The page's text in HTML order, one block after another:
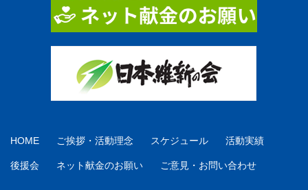
HOME ご挨拶・活動理念 スケジュール 活動実績
後援会 ネット献金のお願い ご意見・お問い合わせ